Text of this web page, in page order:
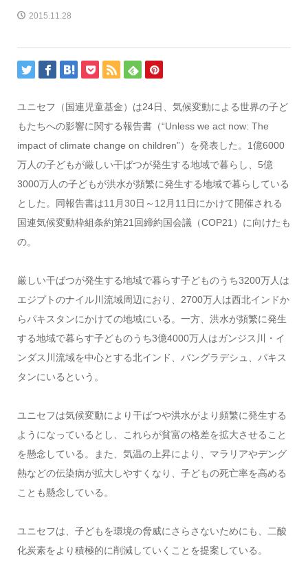
2015.11.28
ユニセフ（国連児童基金）は24日、気候変動による世界の子ど
もたちへの影響に関する報告書（“Unless we act now: The
impact of climate change on children”）を発表した。1億6000
万人の子どもが厳しい干ばつが発生する地域で暮らし、5億
3000万人の子どもが洪水が頻繁に発生する地域で暮らしている
とした。同報告書は11月30日～12月11日にかけて開催される
国連気候変動枠組条約第21回締約国会議（COP21）に向けたも
の。
厳しい干ばつが発生する地域で暮らす子どものうち3200万人は
エジプトのナイル川流域周辺におり、2700万人は西北インドか
らパキスタンにかけての地域にいる。一方、洪水が頻繁に発生
する地域で暮らす子どものうち3億4000万人はガンジス川・イ
ンダス川流域を中心とする北インド、バングラデシュ、パキス
タンにいるという。
ユニセフは気候変動により干ばつや洪水がより頻繁に発生する
ようになっているとし、これらが貧富の格差を拡大させること
を懸念している。また、気温の上昇により、マラリアやデング
熱などの伝染病が拡大しやすくなり、子どもの死亡率を高める
ことも懸念している。
ユニセフは、子どもを環境の脅威にさらさないためにも、二酸
化炭素をより積極的に削減していくことを提案している。